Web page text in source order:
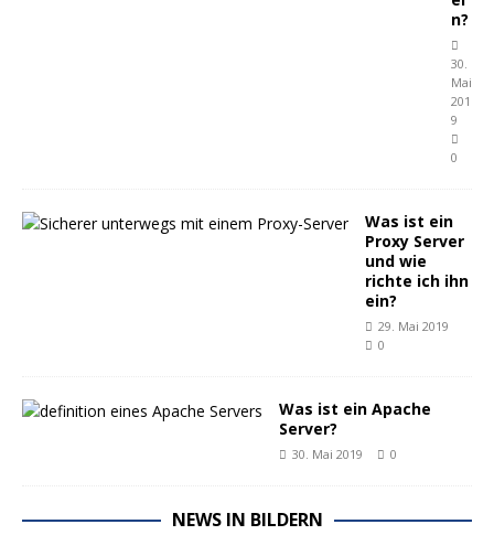
n?
30.
Mai
201
9
0
Was ist ein
Proxy Server
und wie
richte ich ihn
ein?
29. Mai 2019
0
Was ist ein Apache
Server?
30. Mai 2019 0
NEWS IN BILDERN